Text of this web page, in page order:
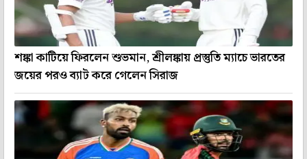
শঙ্কা কাটিয়ে ফিরলেন শুভমান, শ্রীলঙ্কায় প্রস্তুতি ম্যাচে ভারতের
জয়ের পরও ব্যাট করে গেলেন সিরাজ